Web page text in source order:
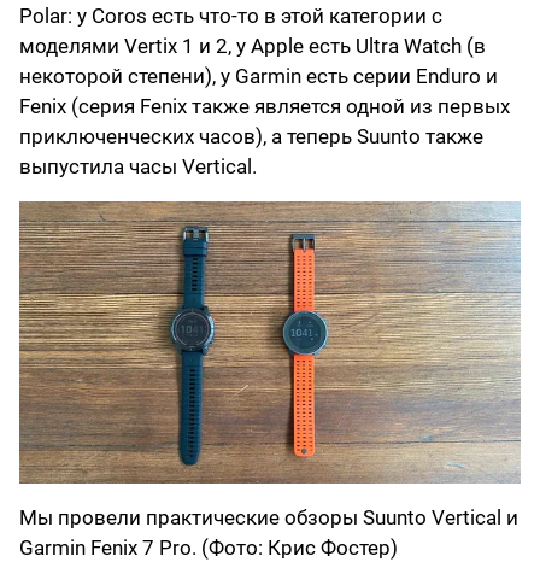
Polar: у Coros есть что-то в этой категории с
моделями Vertix 1 и 2, у Apple есть Ultra Watch (в
некоторой степени), у Garmin есть серии Enduro и
Fenix ​​(серия Fenix ​​также является одной из первых
приключенческих часов), а теперь Suunto также
выпустила часы Vertical.
Мы провели практические обзоры Suunto Vertical и
Garmin Fenix ​​​​7 Pro. (Фото: Крис Фостер)